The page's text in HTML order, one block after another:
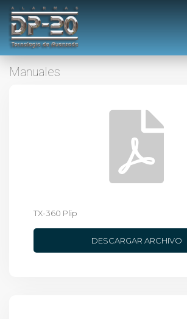
Manuales
TX-360 Plip
DESCARGAR ARCHIVO